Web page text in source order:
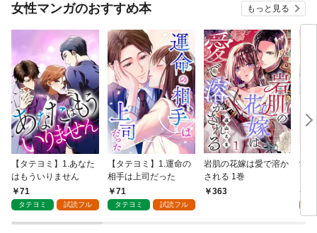
女性マンガのおすすめ本 もっと見る
【タテヨミ】1.あなた
はもういりません
71
タテヨミ 試読フル
【タテヨミ】1.運命の
相手は上司だった
71
タテヨミ 試読フル
岩肌の花嫁は愛で溶か
される 1巻
363
愛